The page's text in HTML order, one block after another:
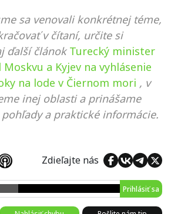
sa venovali konkrétnej téme,
v čítaní, určite si
ďalší článok Turecký minister
a Kyjev na vyhlásenie
na lode v Čiernom mori , v
inej oblasti a prinášame
a praktické informácie.
Zdieľajte nás
Prihlásiť sa